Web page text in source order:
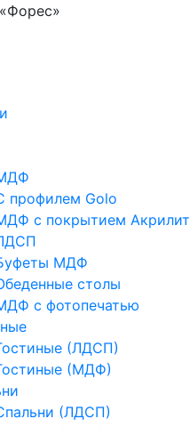
профилем Golo
с покрытием Акрилит
МДФ
столы
с фотопечатью
(ЛДСП)
(МДФ)
(ЛДСП)